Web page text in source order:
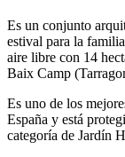
Es un conjunto
estival para la
aire libre con 14
Baix Camp
Es uno de los
España y está
categoría de Jardín